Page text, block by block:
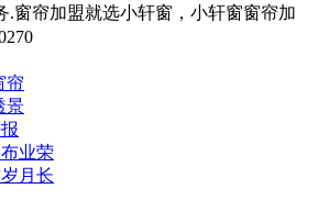
.窗帘加盟就选小轩窗，小轩窗窗帘加
帘
景
布业荣
月长